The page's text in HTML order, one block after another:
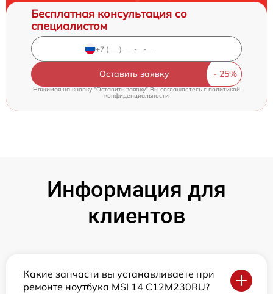
Бесплатная консультация со
специалистом
Оставить заявку
Нажимая на кнопку "Оставить заявку" Вы соглашаетесь c политикой
конфиденциальности
Информация для
клиентов
Какие запчасти вы устанавливаете при
ремонте ноутбука MSI 14 C12M230RU?